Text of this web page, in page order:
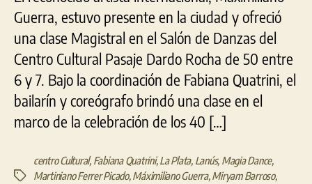
Guerra, estuvo presente en la ciudad y ofreció
una clase Magistral en el Salón de Danzas del
Centro Cultural Pasaje Dardo Rocha de 50 entre
6 y 7. Bajo la coordinación de Fabiana Quatrini, el
bailarín y coreógrafo brindó una clase en el
marco de la celebración de los 40 […]
Etiquetas
centro Cultural, Fabiana Quatrini,La Plata, Lanús, Magia Dance,
Martiniano Ferrer Picado,Máximiliano Guerra,Miryam Barroso,